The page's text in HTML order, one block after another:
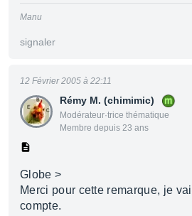
Manu
signaler
Rémy M. (chimimic)
Modérateur·trice thématique
Membre depuis 23 ans
12 Février 2005 à 22:11
Globe >
Merci pour cette remarque, je
compte.